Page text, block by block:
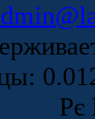
Рє